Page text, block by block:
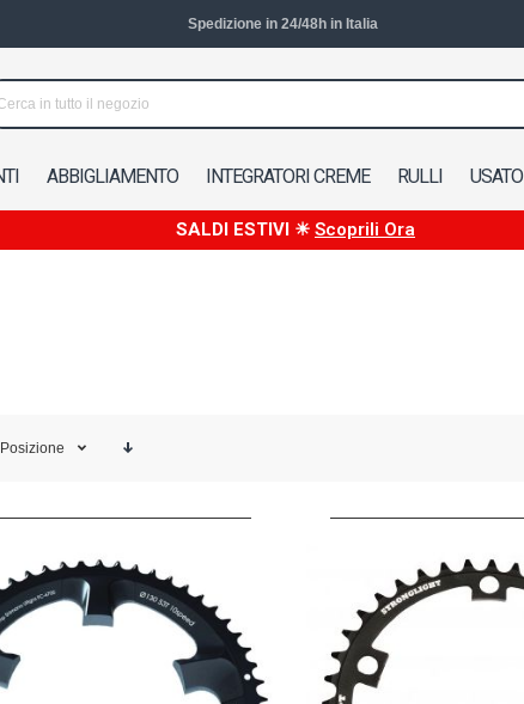
Spedizione in 24/48h in Italia
ABBIGLIAMENTO INTEGRATORI CREME RULLI USATO
SALDI ESTIVI ☀ Scoprili Ora
Posizione